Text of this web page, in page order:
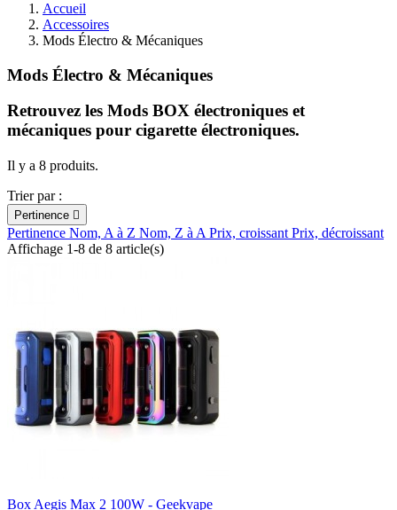
Accueil
Accessoires
Mods Électro & Mécaniques
Mods Électro & Mécaniques
Retrouvez les Mods BOX électroniques et
mécaniques pour cigarette électroniques.
Il y a 8 produits.
Trier par :
Pertinence 
Pertinence Nom, A à Z Nom, Z à A Prix, croissant Prix, décroissant
Affichage 1-8 de 8 article(s)
Box Aegis Max 2 100W - Geekvape